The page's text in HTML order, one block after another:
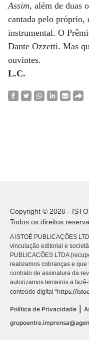
Assim, além de duas
cantada pelo próprio,
instrumental. O
Dante Ozzetti. Mas
ouvintes.
L.C.
Copyright © 2026 -
Todos os direitos
A ISTOÉ PUBLICAÇÕES
vinculação editorial e
PUBLICACÕES LTDA
realizamos cobranças e
contrato de assinatura da
autorizamos terceiros a
conteúdo digital “https://
Política de Privacidade